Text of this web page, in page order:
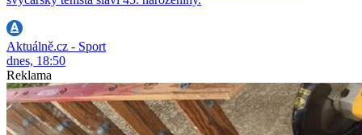
Aktuálně.cz - Sport
dnes, 18:50
Reklama